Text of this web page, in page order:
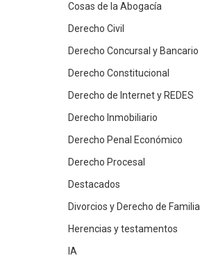
Cosas de la Abogacía
Derecho Civil
Derecho Concursal y Bancario
Derecho Constitucional
Derecho de Internet y REDES
Derecho Inmobiliario
Derecho Penal Económico
Derecho Procesal
Destacados
Divorcios y Derecho de Familia
Herencias y testamentos
IA